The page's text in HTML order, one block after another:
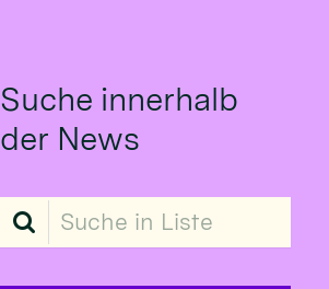
Suche innerhalb
der News
Suche in Liste